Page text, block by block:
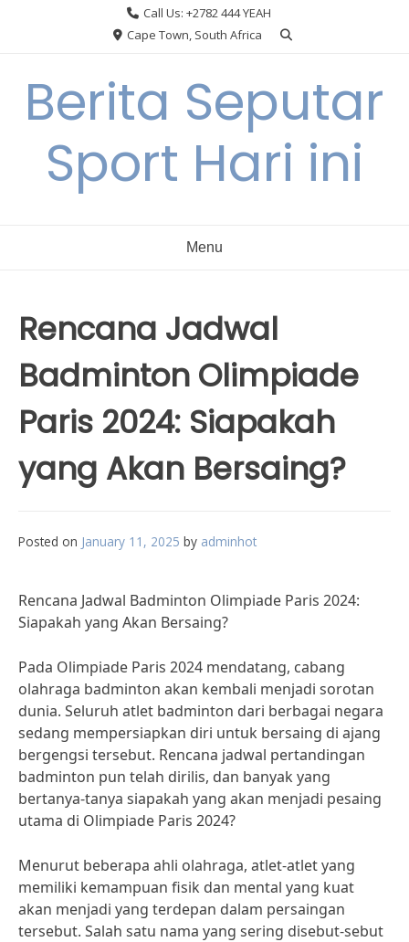
Call Us: +2782 444 YEAH
Cape Town, South Africa
Berita Seputar
Sport Hari ini
Menu
Rencana Jadwal
Badminton Olimpiade
Paris 2024: Siapakah
yang Akan Bersaing?
Posted on January 11, 2025 by adminhot
Rencana Jadwal Badminton Olimpiade Paris 2024:
Siapakah yang Akan Bersaing?
Pada Olimpiade Paris 2024 mendatang, cabang
olahraga badminton akan kembali menjadi sorotan
dunia. Seluruh atlet badminton dari berbagai negara
sedang mempersiapkan diri untuk bersaing di ajang
bergengsi tersebut. Rencana jadwal pertandingan
badminton pun telah dirilis, dan banyak yang
bertanya-tanya siapakah yang akan menjadi pesaing
utama di Olimpiade Paris 2024?
Menurut beberapa ahli olahraga, atlet-atlet yang
memiliki kemampuan fisik dan mental yang kuat
akan menjadi yang terdepan dalam persaingan
tersebut. Salah satu nama yang sering disebut-sebut